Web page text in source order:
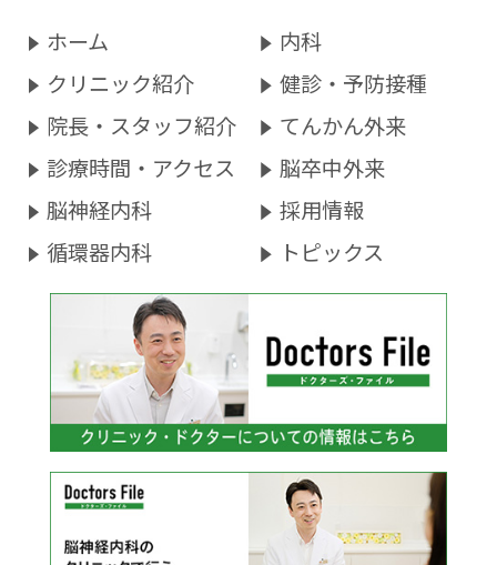
ホーム
クリニック紹介
院長・スタッフ紹介
診療時間・アクセス
脳神経内科
循環器内科
内科
健診・予防接種
てんかん外来
脳卒中外来
採用情報
トピックス